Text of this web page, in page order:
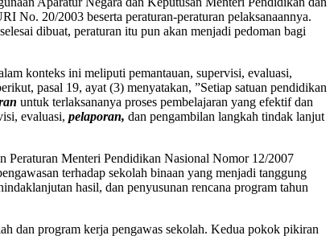
No. 20/2003 beserta peraturan-peraturan pelaksanaannya.
dibuat, peraturan itu pun akan menjadi pedoman bagi
konteks ini meliputi pemantauan, supervisi, evaluasi,
pasal 19, ayat (3) menyatakan, ”Setiap satuan pendidikan
untuk terlaksananya proses pembelajaran yang efektif dan
evaluasi, pelaporan, dan pengambilan langkah tindak lanjut
Peraturan Menteri Pendidikan Nasional Nomor 12/2007
terhadap sekolah binaan yang menjadi tanggung
hasil, dan penyusunan rencana program tahun
dan program kerja pengawas sekolah. Kedua pokok pikiran